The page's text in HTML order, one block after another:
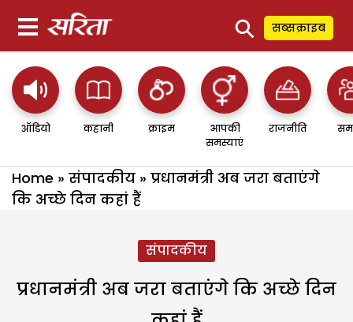
⚲ सब्सक्राइब
ऑडियो कहानी क्राइम
आपकी
समस्याएं
राजनीति
Home » संपादकीय » प्रधानमंत्री अब जरा बताएंगे
कि अच्छे दिन कहां हैं
संपादकीय
प्रधानमंत्री अब जरा बताएंगे कि अच्छे दिन